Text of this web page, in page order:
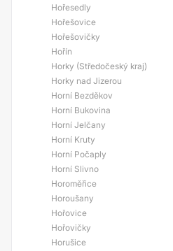
Hořesedly
Hořešovice
Hořešovičky
Hořín
Horky (Středočeský kraj)
Horky nad Jizerou
Horní Bezděkov
Horní Bukovina
Horní Jelčany
Horní Kruty
Horní Počaply
Horní Slivno
Horoměřice
Horoušany
Hořovice
Hořovičky
Horušice